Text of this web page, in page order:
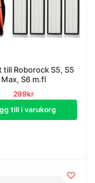
till Roborock S5, S5
Max, S6 m.fl
299kr
till i varukorg